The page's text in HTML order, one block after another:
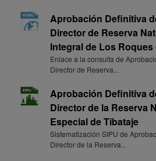
Aprobación Definitiva
Director de Reserva
Integral de Los Roques
Enlace a la consulta de
Director de Reserva...
Aprobación Definitiva
Director de la Reserva
Especial de Tibataje
Sistematización SIPU de
Director de la Reserva...